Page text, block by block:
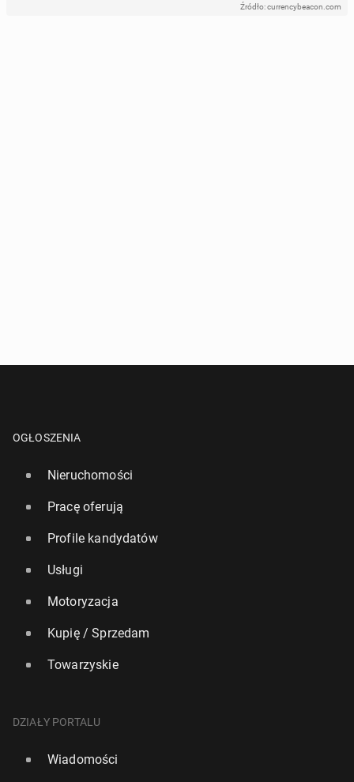
Źródło: currencybeacon.com
OGŁOSZENIA
Nieruchomości
Pracę oferują
Profile kandydatów
Usługi
Motoryzacja
Kupię / Sprzedam
Towarzyskie
DZIAŁY PORTALU
Wiadomości